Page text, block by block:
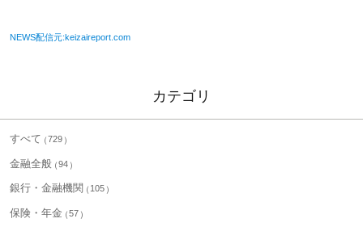
NEWS配信元:keizaireport.com
カテゴリ
すべて 729
金融全般 94
銀行・金融機関 105
保険・年金 57